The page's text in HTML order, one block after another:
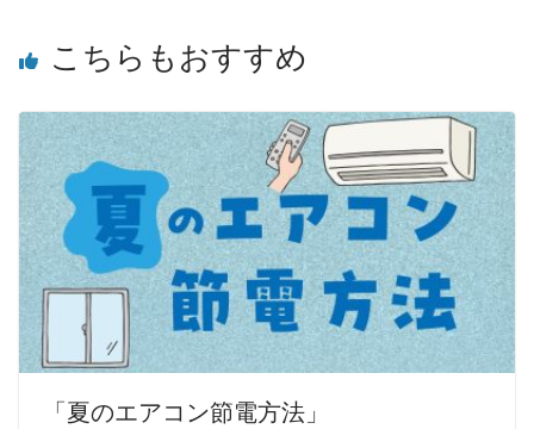
こちらもおすすめ
「夏のエアコン節電方法」